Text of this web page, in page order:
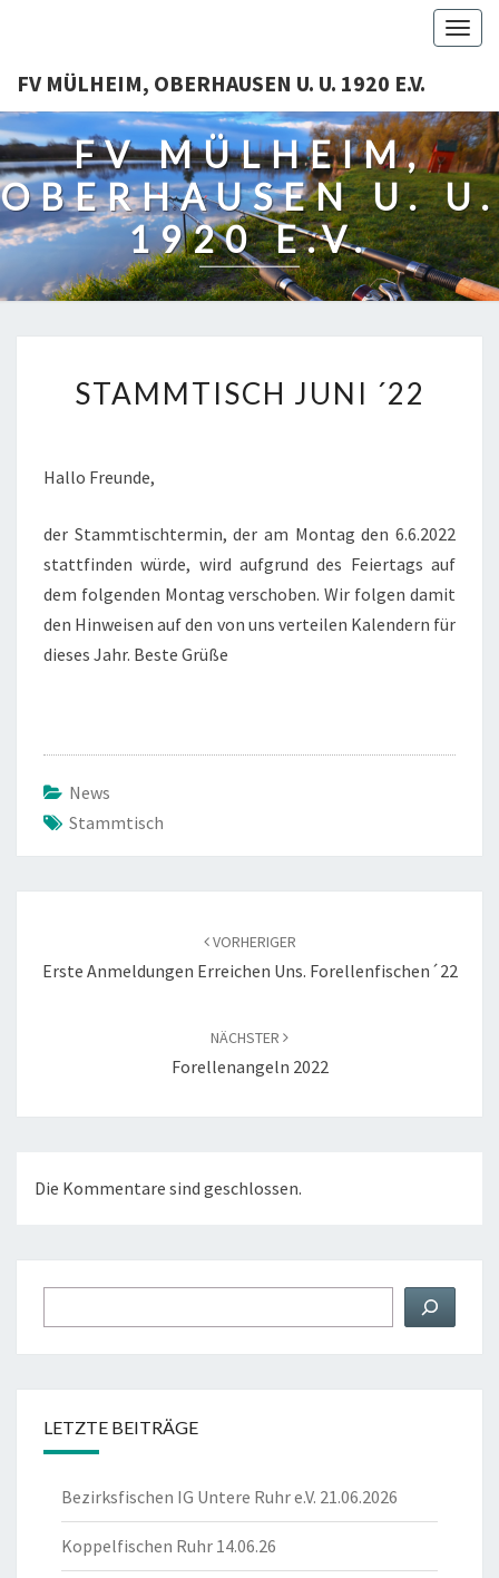
FV MÜLHEIM, OBERHAUSEN U. U. 1920 E.V.
FV MÜLHEIM,
OBERHAUSEN U. U.
1920 E.V.
JUNI
STAMMTISCH JUNI ´22
Hal­lo Freunde,
der Stamm­tisch­ter­min, der am Mon­tag den 6.6.2022
statt­fin­den wür­de, wird auf­grund des Fei­er­tags auf
dem fol­gen­den Mon­tag ver­scho­ben. Wir fol­gen damit
den Hin­wei­sen auf den von uns ver­tei­len Kalen­dern für
die­ses Jahr. Bes­te Grüße
News
Stammtisch
VORHERIGER
Erste Anmeldungen Erreichen Uns. Forellenfischen´22
NÄCHSTER
Forellenangeln 2022
Die Kommentare sind geschlossen.
LETZTE BEITRÄGE
Bezirksfischen IG Untere Ruhr e.V. 21.06.2026
Koppelfischen Ruhr 14.06.26